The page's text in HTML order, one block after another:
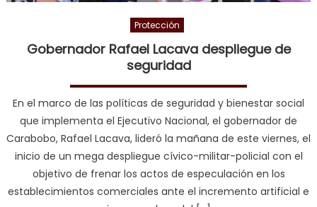
Protección
Gobernador Rafael Lacava despliegue de
seguridad
En el marco de las políticas de seguridad y bienestar social
que implementa el Ejecutivo Nacional, el gobernador de
Carabobo, Rafael Lacava, lideró la mañana de este viernes, el
inicio de un mega despliegue cívico-militar-policial con el
objetivo de frenar los actos de especulación en los
establecimientos comerciales ante el incremento artificial e